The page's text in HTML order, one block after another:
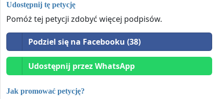
Udostępnij tę petycję
Pomóż tej petycji zdobyć więcej podpisów.
Podziel się na Facebooku (38)
Udostępnij przez WhatsApp
Jak promować petycję?